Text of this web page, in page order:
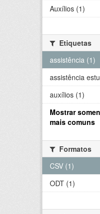
Auxílios (1)
Etiquetas
assistência (1)
assistência
auxílios (1)
Mostrar
mais comuns
Formatos
CSV (1)
ODT (1)